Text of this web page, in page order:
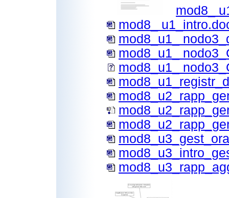
mod8_
mod8_
mod8_u1_
mod8_u1_
mod8_u1_